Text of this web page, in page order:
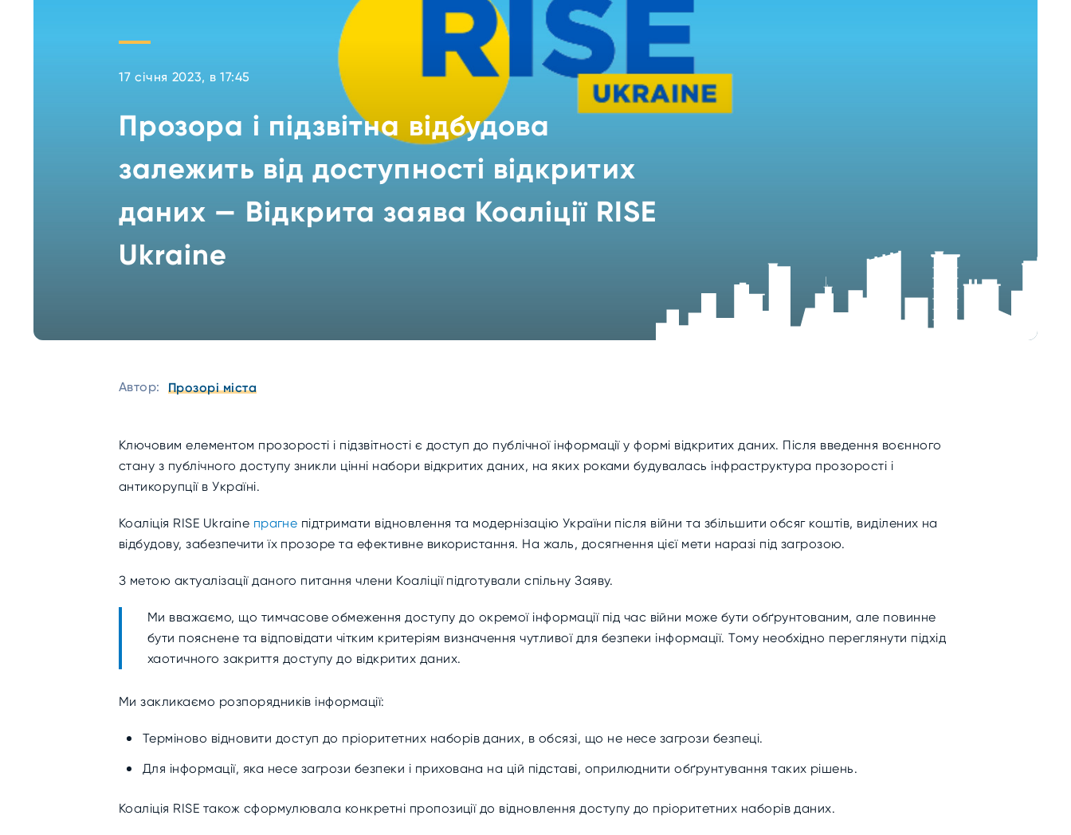
17 січня 2023, в 17:45
Прозора і підзвітна відбудова
залежить від доступності відкритих
даних — Відкрита заява Коаліції RISE
Ukraine
Автор: Прозорі міста
Ключовим елементом прозорості і підзвітності є доступ до публічної інформації у формі відкритих даних. Після введення воєнного
стану з публічного доступу зникли цінні набори відкритих даних, на яких роками будувалась інфраструктура прозорості і
антикорупції в Україні.
Коаліція RISE Ukraine прагне підтримати відновлення та модернізацію України після війни та збільшити обсяг коштів, виділених на
відбудову, забезпечити їх прозоре та ефективне використання. На жаль, досягнення цієї мети наразі під загрозою.
З метою актуалізації даного питання члени Коаліції підготували спільну Заяву.
Ми вважаємо, що тимчасове обмеження доступу до окремої інформації під час війни може бути обґрунтованим, але повинне
бути пояснене та відповідати чітким критеріям визначення чутливої для безпеки інформації. Тому необхідно переглянути підхід
хаотичного закриття доступу до відкритих даних.
Ми закликаємо розпорядників інформації:
Терміново відновити доступ до пріоритетних наборів даних, в обсязі, що не несе загрози безпеці.
Для інформації, яка несе загрози безпеки і прихована на цій підставі, оприлюднити обґрунтування таких рішень.
Коаліція RISE також сформулювала конкретні пропозиції до відновлення доступу до пріоритетних наборів даних.